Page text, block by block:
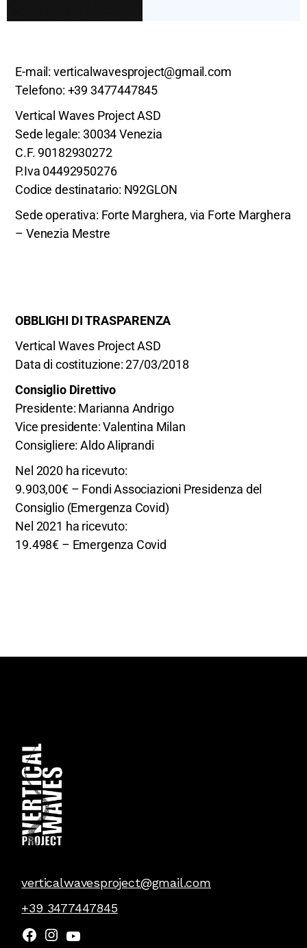
E-mail: verticalwavesproject@gmail.com
Telefono: +39 3477447845
Vertical Waves Project ASD
Sede legale: 30034 Venezia
C.F. 90182930272
P.Iva 04492950276
Codice destinatario: N92GLON
Sede operativa: Forte Marghera, via Forte Marghera
– Venezia Mestre
OBBLIGHI DI TRASPARENZA
Vertical Waves Project ASD
Data di costituzione: 27/03/2018
Consiglio Direttivo
Presidente: Marianna Andrigo
Vice presidente: Valentina Milan
Consigliere: Aldo Aliprandi
Nel 2020 ha ricevuto:
9.903,00€ – Fondi Associazioni Presidenza del
Consiglio (Emergenza Covid)
Nel 2021 ha ricevuto:
19.498€ – Emergenza Covid
verticalwavesproject@gmail.com
+39 3477447845